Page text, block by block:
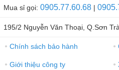
Mua sỉ gọi: 0905.77.60.68 |
195/2 Nguyễn Văn Thoại, Q.Sơn
● Chính sách bảo hành ●
● Giới thiệu công ty ●